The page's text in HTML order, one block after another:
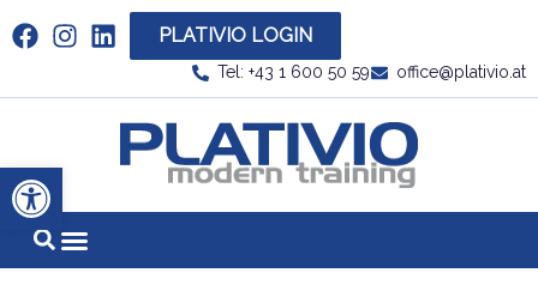
Werkzeugleiste öffnen
Link zu https://www.linkedin.com/company/
PLATIVIO LOGIN
Tel: +43 1 600 50 59 office@plativio.at
Link zu